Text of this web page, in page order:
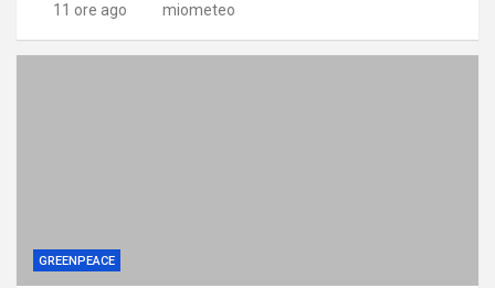
11 ore ago miometeo
GREENPEACE